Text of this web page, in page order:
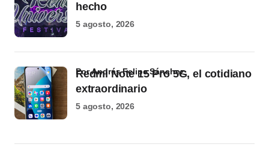
hecho
5 agosto, 2026
Redmi Note 15 Pro 5G, el cotidiano
extraordinario
por Andrés Felipe Sánchez
5 agosto, 2026